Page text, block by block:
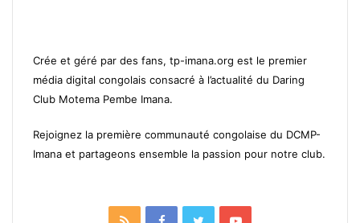
Crée et géré par des fans, tp-imana.org est le premier
média digital congolais consacré à l’actualité du Daring
Club Motema Pembe Imana.
Rejoignez la première communauté congolaise du DCMP-
Imana et partageons ensemble la passion pour notre club.